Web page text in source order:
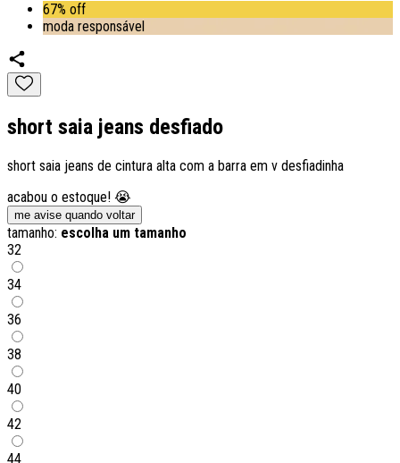
67% off
moda responsável
short saia jeans desfiado
short saia jeans de cintura alta com a barra em v desfiadinha
acabou o estoque! 😭
me avise quando voltar
tamanho: escolha um tamanho
32
34
36
38
40
42
44